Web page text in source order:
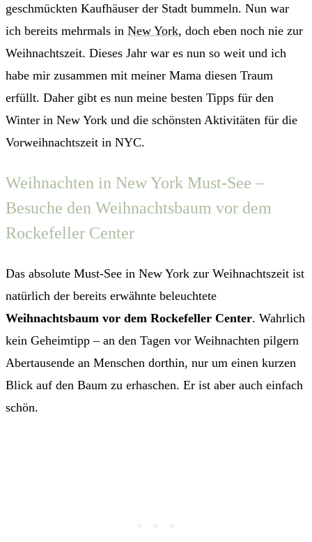
geschmückten Kaufhäuser der Stadt bummeln. Nun war
ich bereits mehrmals in New York, doch eben noch nie zur
Weihnachtszeit. Dieses Jahr war es nun so weit und ich
habe mir zusammen mit meiner Mama diesen Traum
erfüllt. Daher gibt es nun meine besten Tipps für den
Winter in New York und die schönsten Aktivitäten für die
Vorweihnachtszeit in NYC.
Weihnachten in New York Must-See –
Besuche den Weihnachtsbaum vor dem
Rockefeller Center
Das absolute Must-See in New York zur Weihnachtszeit ist
natürlich der bereits erwähnte beleuchtete
Weihnachtsbaum vor dem Rockefeller Center. Wahrlich
kein Geheimtipp – an den Tagen vor Weihnachten pilgern
Abertausende an Menschen dorthin, nur um einen kurzen
Blick auf den Baum zu erhaschen. Er ist aber auch einfach
schön.